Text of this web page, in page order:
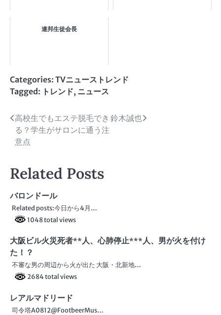
連邦生徒会長
Categories: TVニューストレンド
Tagged: トレンド, ニュース
投
稿
ビ
ゲ
ー
シ
ョ
ン
高校生でもエステ脱毛でき
る？学生がサロンに通う注
意点
鈴木誠也
Related Posts
バロンドール
Related posts:今日から4月…
1048 total views
大阪ビル火災死者**人、心肺停止***人、男が火を付け
た！？
不審な男の周辺から火が出た 大阪・北新地…
2684 total views
レアルマドリード
司令塔A0812@FootbeerMus…